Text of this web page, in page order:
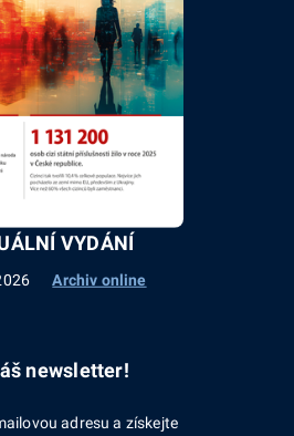
VYDÁNÍ
Archiv online
newsletter!
adresu a získejte